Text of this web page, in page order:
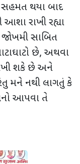
સહમત થયા બાદ
આશા રાખી રહ્યા
સાબિત
છે, અથવા
શકે છે અને
મને નથી લાગતું કે
આપવા તે